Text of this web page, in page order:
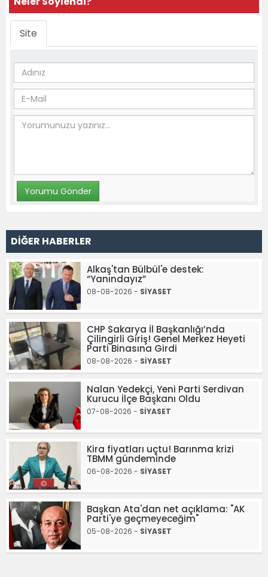
Site
DİĞER HABERLER
Alkaş'tan Bülbül'e destek:
“Yanındayız”
08-08-2026 - SİYASET
CHP Sakarya İl Başkanlığı’nda
Çilingirli Giriş! Genel Merkez Heyeti
Parti Binasına Girdi
08-08-2026 - SİYASET
Nalan Yedekçi, Yeni Parti Serdivan
Kurucu İlçe Başkanı Oldu
07-08-2026 - SİYASET
Kira fiyatları uçtu! Barınma krizi
TBMM gündeminde
06-08-2026 - SİYASET
Başkan Ata'dan net açıklama: "AK
Parti'ye geçmeyeceğim"
05-08-2026 - SİYASET